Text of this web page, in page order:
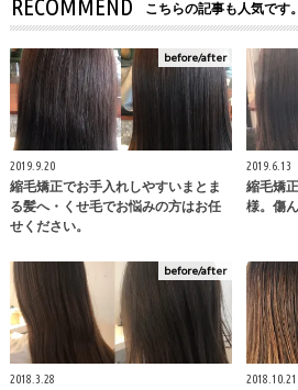
RECOMMEND こちらの記事も人気です。
before/after
2019.9.20
縮毛矯正でお手入れしやすいまとま
る髪へ・くせ毛でお悩みの方はお任
せください。
2019.6.13
縮毛矯
様。傷
before/after
2018.3.28 2018.10.21